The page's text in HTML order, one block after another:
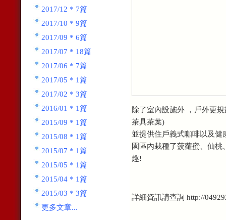
2017/12 * 7篇
2017/10 * 9篇
2017/09 * 6篇
2017/07 * 18篇
2017/06 * 7篇
2017/05 * 1篇
2017/02 * 3篇
2016/01 * 1篇
2015/09 * 1篇
2015/08 * 1篇
2015/07 * 1篇
2015/05 * 1篇
2015/04 * 1篇
2015/03 * 3篇
更多文章...
除了室內設施外 ，戶外更
茶具茶葉)
並提供住戶義式咖啡以及健
園區內栽種了菠蘿蜜、仙
趣!
詳細資訊請查詢 http://